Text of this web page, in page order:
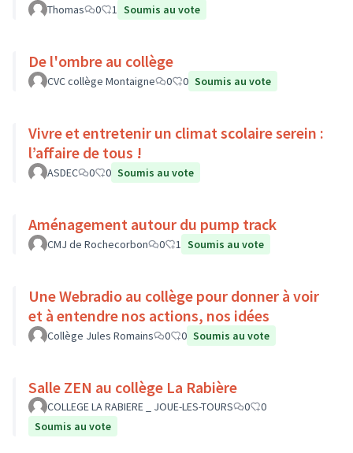
Thomas 0 1 Soumis au vote
De l'ombre au collège
CVC collège Montaigne 0 0 Soumis au vote
Vivre et entretenir un climat scolaire serein :
l’affaire de tous !
ASDEC 0 0 Soumis au vote
Aménagement autour du pump track
CMJ de Rochecorbon 0 1 Soumis au vote
Une Webradio au collège pour donner à voir
et à entendre nos actions, nos idées
Collège Jules Romains 0 0 Soumis au vote
Salle ZEN au collège La Rabière
COLLEGE LA RABIERE _ JOUE-LES-TOURS 0
0
Soumis au vote